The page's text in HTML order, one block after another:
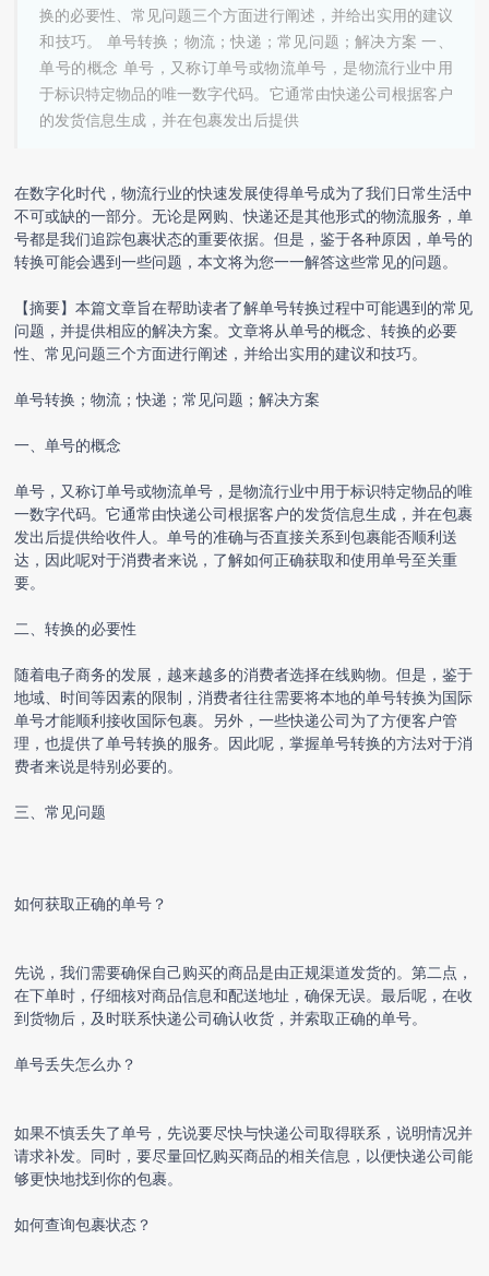
换的必要性、常见问题三个方面进行阐述，并给出实用的建议
和技巧。 单号转换；物流；快递；常见问题；解决方案 一、
单号的概念 单号，又称订单号或物流单号，是物流行业中用
于标识特定物品的唯一数字代码。它通常由快递公司根据客户
的发货信息生成，并在包裹发出后提供
在数字化时代，物流行业的快速发展使得单号成为了我们日常生活中
不可或缺的一部分。无论是网购、快递还是其他形式的物流服务，单
号都是我们追踪包裹状态的重要依据。但是，鉴于各种原因，单号的
转换可能会遇到一些问题，本文将为您一一解答这些常见的问题。
【摘要】本篇文章旨在帮助读者了解单号转换过程中可能遇到的常见
问题，并提供相应的解决方案。文章将从单号的概念、转换的必要
性、常见问题三个方面进行阐述，并给出实用的建议和技巧。
单号转换；物流；快递；常见问题；解决方案
一、单号的概念
单号，又称订单号或物流单号，是物流行业中用于标识特定物品的唯
一数字代码。它通常由快递公司根据客户的发货信息生成，并在包裹
发出后提供给收件人。单号的准确与否直接关系到包裹能否顺利送
达，因此呢对于消费者来说，了解如何正确获取和使用单号至关重
要。
二、转换的必要性
随着电子商务的发展，越来越多的消费者选择在线购物。但是，鉴于
地域、时间等因素的限制，消费者往往需要将本地的单号转换为国际
单号才能顺利接收国际包裹。另外，一些快递公司为了方便客户管
理，也提供了单号转换的服务。因此呢，掌握单号转换的方法对于消
费者来说是特别必要的。
三、常见问题
如何获取正确的单号？
先说，我们需要确保自己购买的商品是由正规渠道发货的。第二点，
在下单时，仔细核对商品信息和配送地址，确保无误。最后呢，在收
到货物后，及时联系快递公司确认收货，并索取正确的单号。
单号丢失怎么办？
如果不慎丢失了单号，先说要尽快与快递公司取得联系，说明情况并
请求补发。同时，要尽量回忆购买商品的相关信息，以便快递公司能
够更快地找到你的包裹。
如何查询包裹状态？